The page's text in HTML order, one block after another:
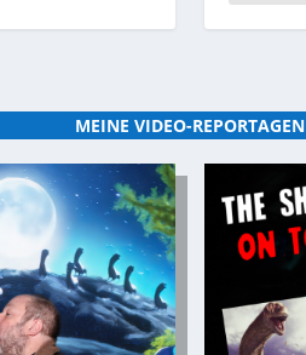
MEINE VIDEO-REPORTAGEN